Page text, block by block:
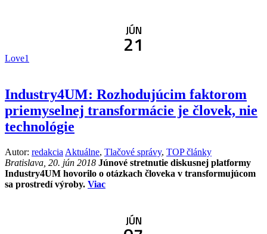
JÚN
21
Love1
Industry4UM: Rozhodujúcim faktorom
priemyselnej transformácie je človek, nie
technológie
Autor: redakcia Aktuálne, Tlačové správy, TOP články
Bratislava, 20. jún 2018 Júnové stretnutie diskusnej platformy
Industry4UM hovorilo o otázkach človeka v transformujúcom
sa prostredí výroby. Viac
JÚN